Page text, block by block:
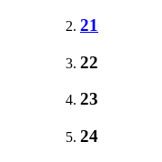
21
22
23
24